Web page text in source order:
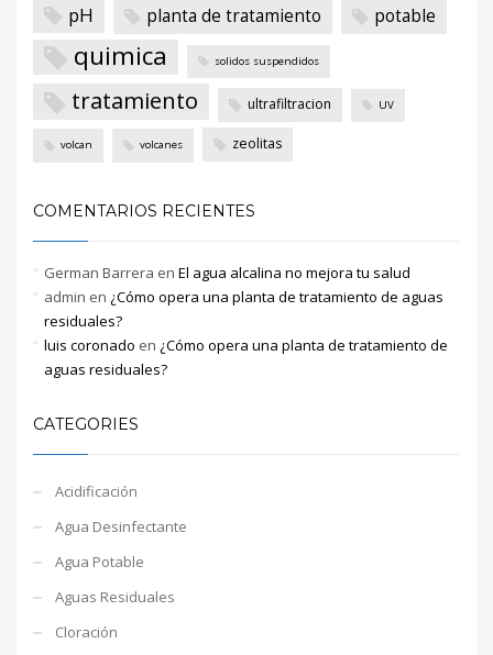
pH planta de tratamiento potable
quimica solidos suspendidos
tratamiento ultrafiltracion UV
volcan volcanes zeolitas
COMENTARIOS RECIENTES
German Barrera en El agua alcalina no mejora tu salud
admin en ¿Cómo opera una planta de tratamiento de aguas
residuales?
luis coronado en ¿Cómo opera una planta de tratamiento de
aguas residuales?
CATEGORIES
Acidificación
Agua Desinfectante
Agua Potable
Aguas Residuales
Cloración